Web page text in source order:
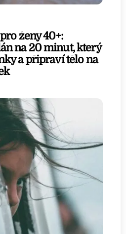
ženy 40+:
na 20 minut, který
a připraví tělo na